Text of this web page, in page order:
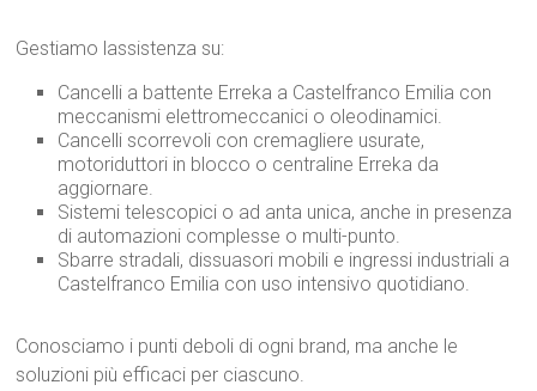
Gestiamo lassistenza su:
Cancelli a battente Erreka a Castelfranco Emilia con
meccanismi elettromeccanici o oleodinamici.
Cancelli scorrevoli con cremagliere usurate,
motoriduttori in blocco o centraline Erreka da
aggiornare.
Sistemi telescopici o ad anta unica, anche in presenza
di automazioni complesse o multi-punto.
Sbarre stradali, dissuasori mobili e ingressi industriali a
Castelfranco Emilia con uso intensivo quotidiano.
Conosciamo i punti deboli di ogni brand, ma anche le
soluzioni più efficaci per ciascuno.